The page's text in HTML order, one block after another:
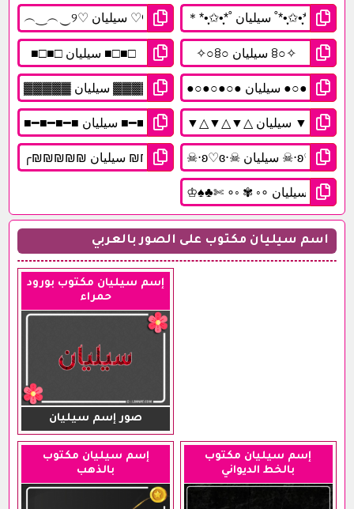
اسم سيليان مكتوب على الصور بالعربي
إسم سيليان مكتوب بورود
حمراء
صور إسم سيليان
إسم سيليان مكتوب
بالخط الديواني
إسم سيليان مكتوب
بالذهب